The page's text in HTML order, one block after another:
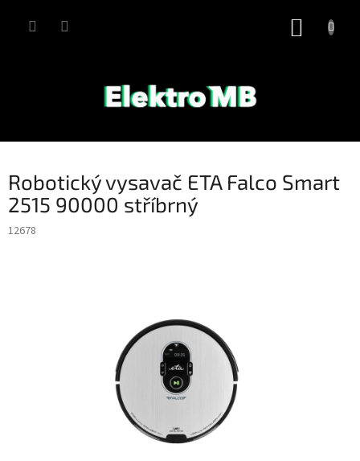
Robotický vysavač ETA Falco Smart
2515 90000 stříbrný
12678